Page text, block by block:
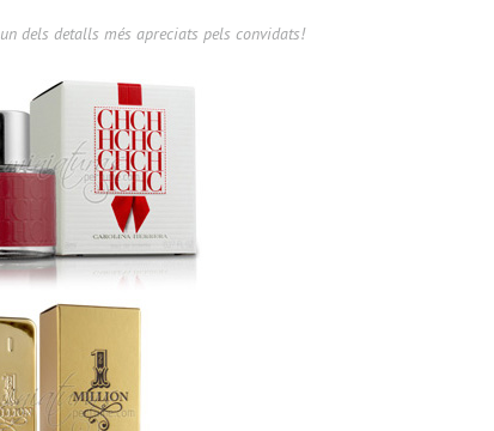
dels detalls més apreciats pels convidats!